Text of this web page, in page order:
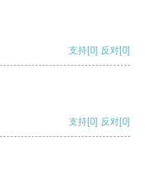
支持[0] 反对[0]
支持[0] 反对[0]